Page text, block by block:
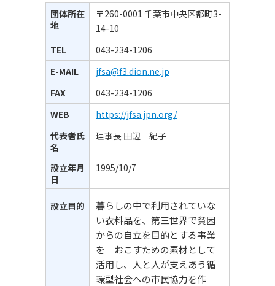
団体所在
地
〒260-0001 千葉市中央区都町3-
14-10
TEL
043-234-1206
E-MAIL
jfsa@f3.dion.ne.jp
FAX
043-234-1206
WEB
https://jfsa.jpn.org/
代表者氏
名
理事長 田辺 紀子
設立年月
日
1995/10/7
設立目的
暮らしの中で利用されていな
い衣料品を、第三世界で貧困
からの自立を目的とする事業
を おこすための素材として
活用し、人と人が支えあう循
環型社会への市民協力を作